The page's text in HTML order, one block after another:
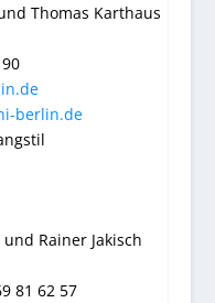
Thomas Karthaus
berlin.de
Rainer Jakisch
81 62 57